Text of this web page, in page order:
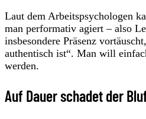
Laut dem Arbeitspsychologen
man performativ agiert – also
insbesondere Präsenz
authentisch ist“. Man will
werden.
Auf Dauer schadet der